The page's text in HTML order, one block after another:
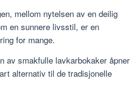
mellom nytelsen av en deilig
en sunnere livsstil, er en
for mange.
av smakfulle lavkarbokaker åpner
alternativ til de tradisjonelle